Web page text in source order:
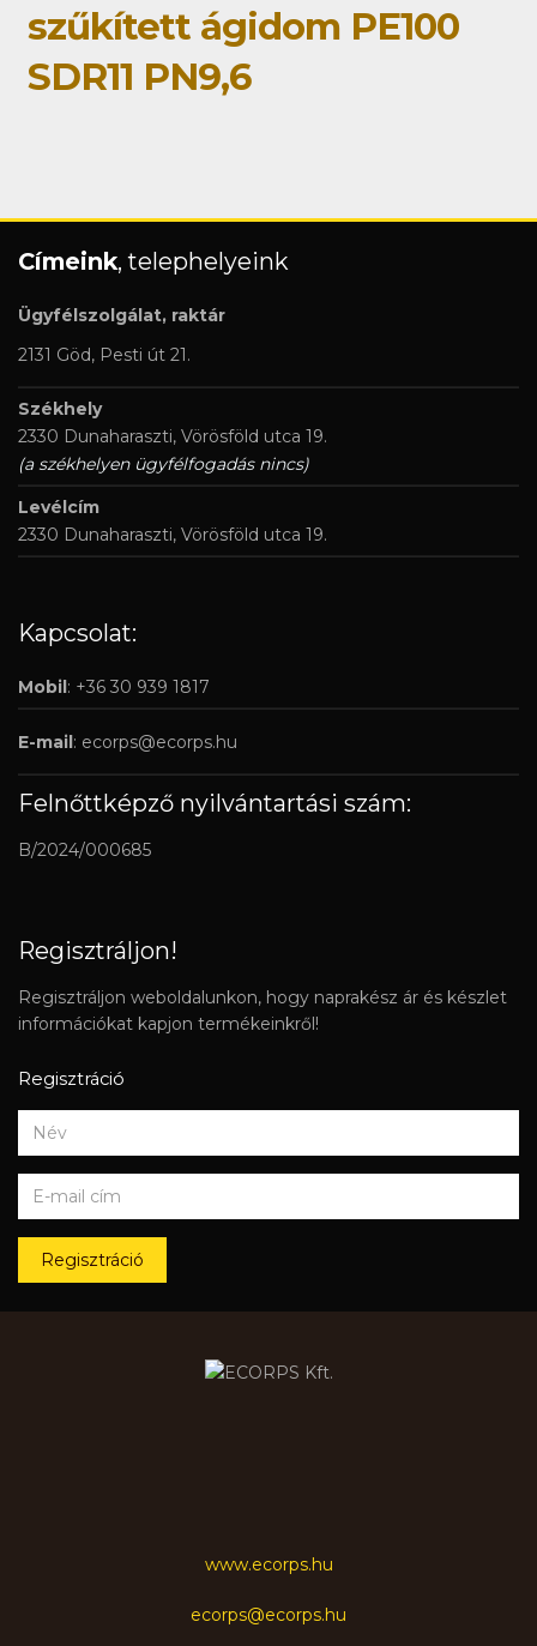
szűkített ágidom PE100
SDR11 PN9,6
Címeink, telephelyeink
Ügyfélszolgálat, raktár
2131 Göd, Pesti út 21.
Székhely
2330 Dunaharaszti, Vörösföld utca 19.
(a székhelyen ügyfélfogadás nincs)
Levélcím
2330 Dunaharaszti, Vörösföld utca 19.
Kapcsolat:
Mobil: +36 30 939 1817
E-mail: ecorps@ecorps.hu
Felnőttképző nyilvántartási szám:
B/2024/000685
Regisztráljon!
Regisztráljon weboldalunkon, hogy naprakész ár és készlet
információkat kapjon termékeinkről!
Regisztráció
Regisztráció
www.ecorps.hu
ecorps@ecorps.hu